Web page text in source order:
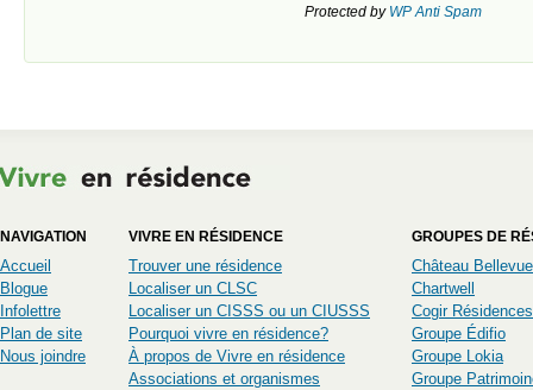
Protected by WP Anti Spam
NAVIGATION
Accueil
Blogue
Infolettre
Plan de site
Nous joindre
VIVRE EN RÉSIDENCE
Trouver une résidence
Localiser un CLSC
Localiser un CISSS ou un CIUSSS
Pourquoi vivre en résidence?
À propos de Vivre en résidence
Associations et organismes
GROUPES DE
Château Bellevue
Chartwell
Cogir Résidences
Groupe Édifio
Groupe Lokia
Groupe